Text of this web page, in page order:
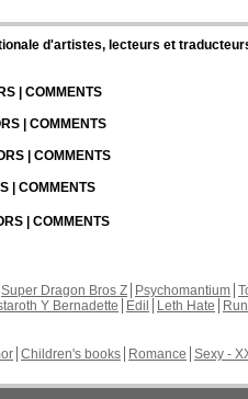
d'artistes, lecteurs et
| COMMENTS
| COMMENTS
| COMMENTS
| COMMENTS
| COMMENTS
Super Dragon Bros Z Psychomantium
Y Bernadette Edil Leth Hate
Children's books Romance Sexy -